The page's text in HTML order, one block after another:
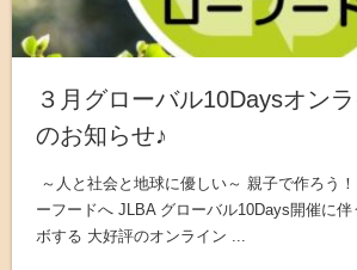
３月グローバル10Daysオン
のお知らせ♪
～人と社会と地球に優しい～ 親子で作ろう
ーフードへ JLBA グローバル10Days開催に
ボする 大好評のオンライン ...